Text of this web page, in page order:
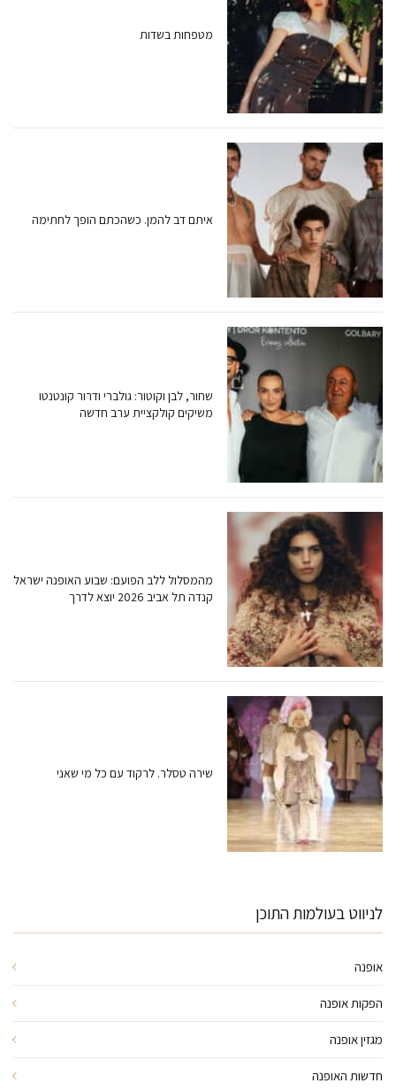
מטפחות בשדות
איתם דב להמן. כשהכתם הופך לחתימה
שחור, לבן וקוטור: גולברי ודרור קונטנטו
משיקים קולקציית ערב חדשה
מהמסלול ללב הפועם: שבוע האופנה ישראל
קנדה תל אביב 2026 יוצא לדרך
שירה טסלר. לרקוד עם כל מי שאני
לניווט בעולמות התוכן
אופנה
הפקות אופנה
מגזין אופנה
חדשות האופנה